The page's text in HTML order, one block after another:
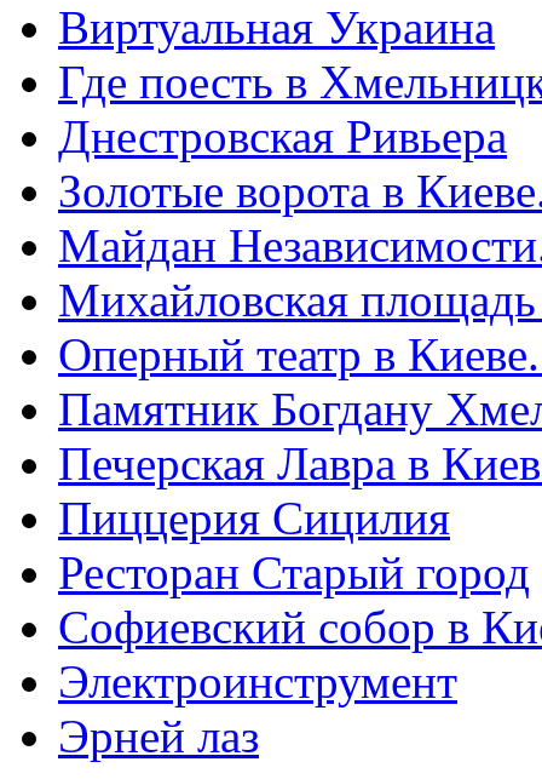
Виртуальная Украина
Где поесть в
Днестровская Ривьера
Золотые ворота в
Майдан
Михайловская
Оперный театр в
Памятник Богдану
Печерская Лавра в
Пиццерия Сицилия
Ресторан Старый город
Софиевский собор в
Электроинструмент
Эрней лаз